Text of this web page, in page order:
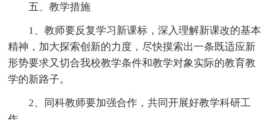
五、教学措施
1、教师要反复学习新课标，深入理解新课改的基本
精神，加大探索创新的力度，尽快摸索出一条既适应新
形势要求又切合我校教学条件和教学对象实际的教育教
学的新路子。
2、同科教师要加强合作，共同开展好教学科研工